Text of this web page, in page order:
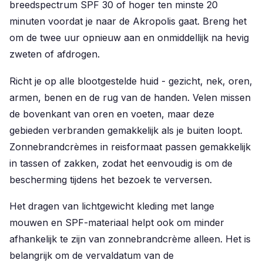
breedspectrum SPF 30 of hoger ten minste 20
minuten voordat je naar de Akropolis gaat. Breng het
om de twee uur opnieuw aan en onmiddellijk na hevig
zweten of afdrogen.
Richt je op alle blootgestelde huid - gezicht, nek, oren,
armen, benen en de rug van de handen. Velen missen
de bovenkant van oren en voeten, maar deze
gebieden verbranden gemakkelijk als je buiten loopt.
Zonnebrandcrèmes in reisformaat passen gemakkelijk
in tassen of zakken, zodat het eenvoudig is om de
bescherming tijdens het bezoek te verversen.
Het dragen van lichtgewicht kleding met lange
mouwen en SPF-materiaal helpt ook om minder
afhankelijk te zijn van zonnebrandcrème alleen. Het is
belangrijk om de vervaldatum van de